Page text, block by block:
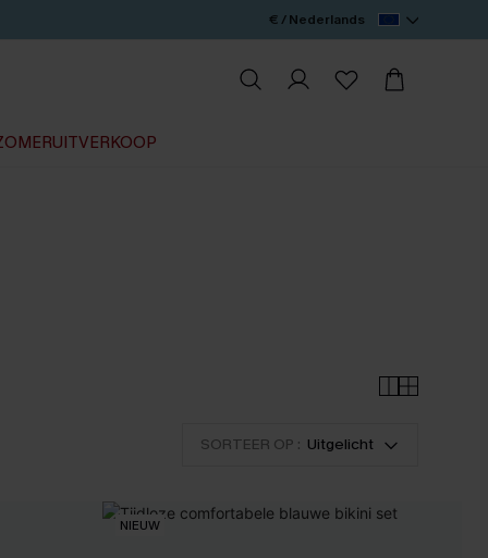
€ / Nederlands
SORTEER OP : Uitgelicht
NIEUW